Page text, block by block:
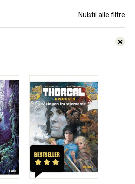
Nulstil alle filtre